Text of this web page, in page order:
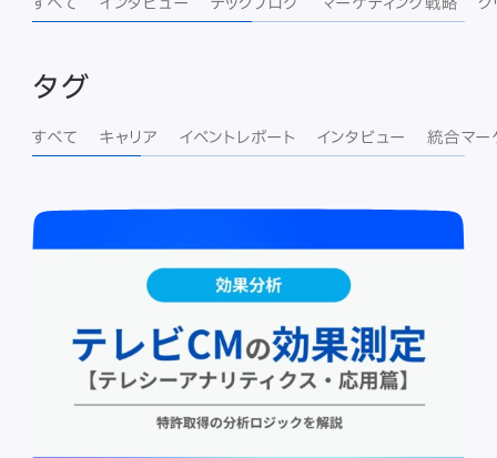
タグ
すべて キャリア イベントレポート インタビュー 統合マー